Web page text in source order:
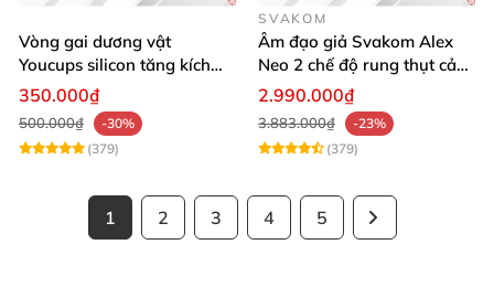
Vòng gai dương vật
Youcups silicon tăng kích
thước cực mạnh
350.000₫
500.000₫
-30%
(379)
SVAKOM
Âm đạo giả Svakom Alex
Neo 2 chế độ rung thụt cảm
giác thật
2.990.000₫
3.883.000₫
-23%
(379)
1 2 3 4 5